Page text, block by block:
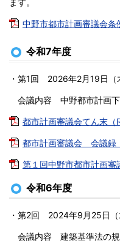
ます。
中野市都市計画審議会
令和7年度
・第1回 2026年2月19日（
会議内容 中野都市計画下
都市計画審議会てん末
都市計画審議会 会議録
第１回中野市都市計画
令和6年度
・第2回 2024年9月25日（
会議内容 建築基準法の規